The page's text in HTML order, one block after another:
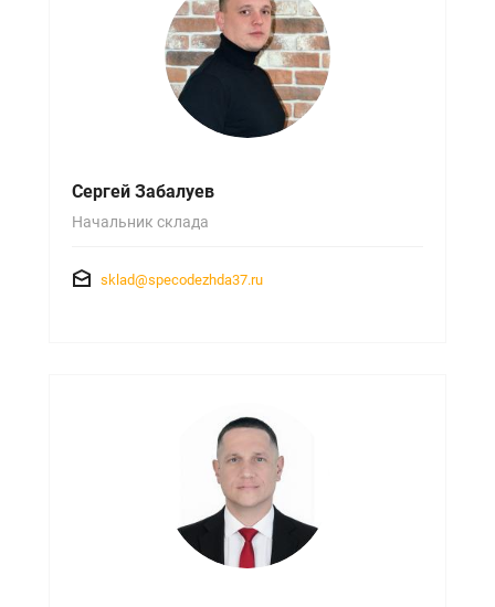
Сергей Забалуев
Начальник склада
sklad@specodezhda37.ru